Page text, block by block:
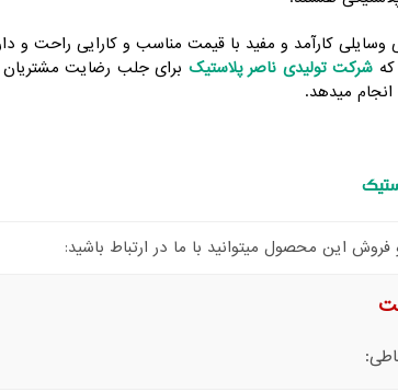
وسایلی کارآمد و مفید با قیمت مناسب و کارایی راحت و
شرکت تولیدی ناصر پلاستیک برای جلب رضایت
میدهد.
این محصول میتوانید با ما در ارتباط باشید: